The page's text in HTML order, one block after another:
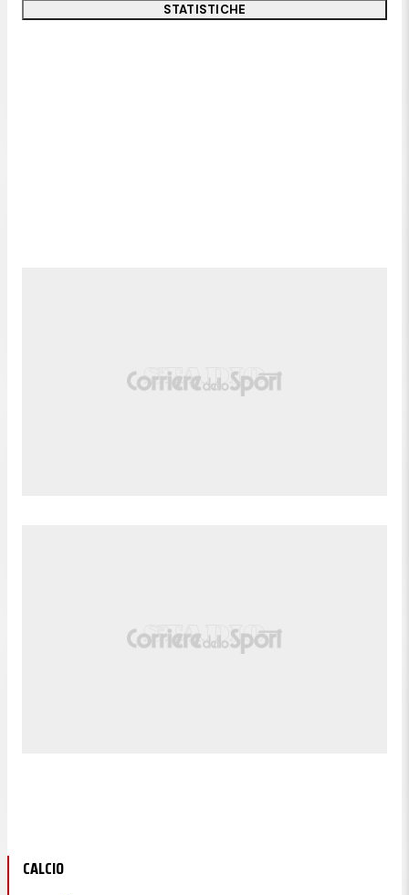
STATISTICHE
CALCIO